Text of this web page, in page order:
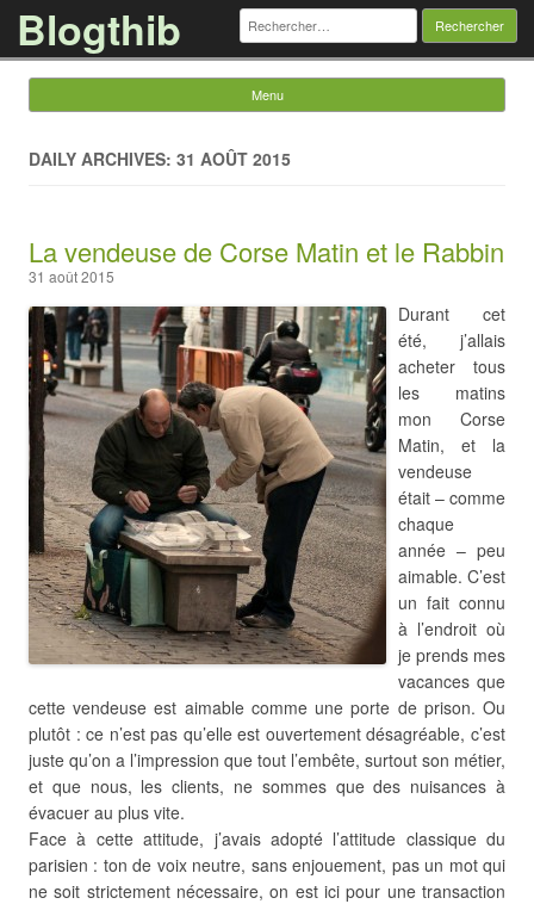
Blogthib Rechercher :
Menu
DAILY ARCHIVES: 31 AOÛT 2015
La vendeuse de Corse Matin et le Rabbin
31 août 2015
Durant cet
été, j’allais
acheter tous
les matins
mon Corse
Matin, et la
vendeuse
était – comme
chaque
année – peu
aimable. C’est
un fait connu
à l’endroit où
je prends mes
vacances que
cette vendeuse est aimable comme une porte de prison. Ou
plutôt : ce n’est pas qu’elle est ouvertement désagréable, c’est
juste qu’on a l’impression que tout l’embête, surtout son métier,
et que nous, les clients, ne sommes que des nuisances à
évacuer au plus vite.
Face à cette attitude, j’avais adopté l’attitude classique du
parisien : ton de voix neutre, sans enjouement, pas un mot qui
ne soit strictement nécessaire, on est ici pour une transaction